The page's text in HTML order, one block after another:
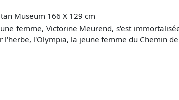
Museum 166 X 129 cm
femme, Victorine Meurend, s'est
l'herbe, l'Olympia, la jeune femme du Chemin de